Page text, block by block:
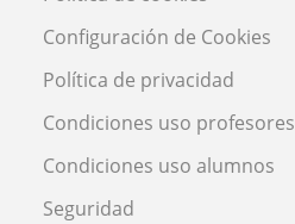
Configuración de Cookies
Política de privacidad
Condiciones uso profesores
Condiciones uso alumnos
Seguridad